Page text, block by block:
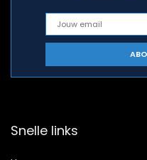
Snelle links